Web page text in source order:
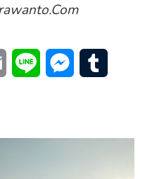
Email Line Messenger